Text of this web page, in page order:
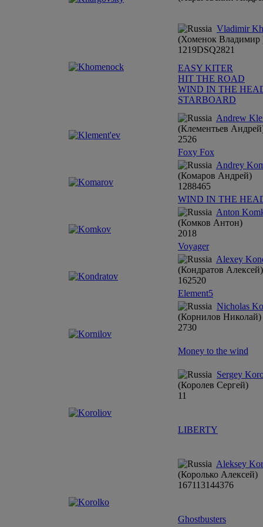
Vladimir
(Хоменок Владимир
1219DSQ2821
EASY KITER
HIT THE ROAD
WIND IN THE
STARBOARD
Andrew
(Клементьев
2526
Foxy Fox
Andrey
(Комаров Андрей)
1288465
WIND IN THE
Anton
(Комков Антон)
2018
Voyager
Alexey
(Кондратов Алексей)
162520
Element5
Nicholas
(Корнилов Николай)
2730
Money to the wind
Sergey
(Королев Сергей)
11
LIBERTY
Aleksey
(Королько Алексей)
167113144376
Ghostbusters